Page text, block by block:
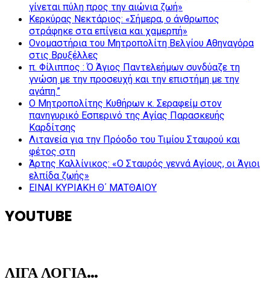
γίνεται πύλη προς την αιώνια ζωή»
Κερκύρας Νεκτάριος: «Σήμερα, ο άνθρωπος
στράφηκε στα επίγεια και χαμερπή»
Ονομαστήρια του Μητροπολίτη Βελγίου Αθηναγόρα
στις Βρυξέλλες
π. Φίλιππος : Ό Άγιος Παντελεήμων συνδύαζε τη
γνώση με την προσευχή και την επιστήμη με την
αγάπη.”
Ο Μητροπολίτης Κυθήρων κ. Σεραφείμ στον
πανηγυρικό Εσπερινό της Αγίας Παρασκευής
Καρδίτσης
Λιτανεία για την Πρόοδο του Τιμίου Σταυρού και
φέτος στη
Άρτης Καλλίνικος: «Ο Σταυρός γεννά Αγίους, οι Άγιοι
ελπίδα ζωής»
ΕΙΝΑΙ ΚΥΡΙΑΚΗ Θ΄ ΜΑΤΘΑΙΟΥ
YOUTUBE
ΛΙΓΑ ΛΟΓΙΑ…